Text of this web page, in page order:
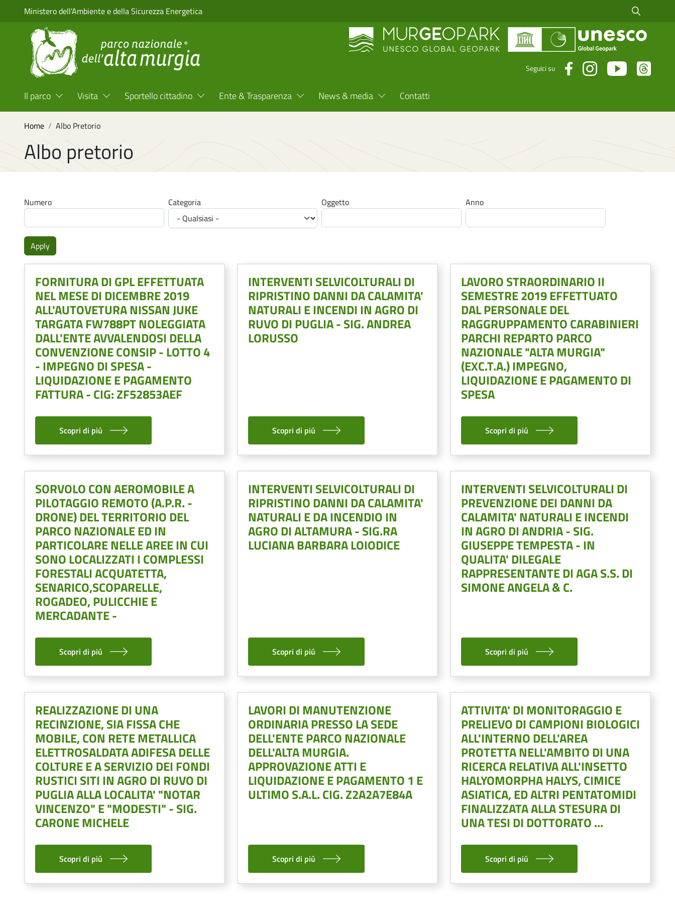
Salta al contenuto principale
Ministero dell'Ambiente e della Sicurezza Energetica Cerca fra i
Seguici su
Menu Top Header
Il parco Visita Sportello cittadino Ente & Trasparenza News & media Contatti
Home Albo Pretorio
Albo pretorio
Numero Categoria Oggetto Anno
FORNITURA DI GPL EFFETTUATA
NEL MESE DI DICEMBRE 2019
ALL'AUTOVETURA NISSAN JUKE
TARGATA FW788PT NOLEGGIATA
DALL'ENTE AVVALENDOSI DELLA
CONVENZIONE CONSIP - LOTTO 4
- IMPEGNO DI SPESA -
LIQUIDAZIONE E PAGAMENTO
FATTURA - CIG: ZF52853AEF
Scopri di piú
INTERVENTI SELVICOLTURALI DI
RIPRISTINO DANNI DA CALAMITA'
NATURALI E INCENDI IN AGRO DI
RUVO DI PUGLIA - SIG. ANDREA
LORUSSO
Scopri di piú
LAVORO STRAORDINARIO II
SEMESTRE 2019 EFFETTUATO
DAL PERSONALE DEL
RAGGRUPPAMENTO CARABINIERI
PARCHI REPARTO PARCO
NAZIONALE "ALTA MURGIA"
(EXC.T.A.) IMPEGNO,
LIQUIDAZIONE E PAGAMENTO DI
SPESA
Scopri di piú
SORVOLO CON AEROMOBILE A
PILOTAGGIO REMOTO (A.P.R. -
DRONE) DEL TERRITORIO DEL
PARCO NAZIONALE ED IN
PARTICOLARE NELLE AREE IN CUI
SONO LOCALIZZATI I COMPLESSI
FORESTALI ACQUATETTA,
SENARICO,SCOPARELLE,
ROGADEO, PULICCHIE E
MERCADANTE -
Scopri di piú
INTERVENTI SELVICOLTURALI DI
RIPRISTINO DANNI DA CALAMITA'
NATURALI E DA INCENDIO IN
AGRO DI ALTAMURA - SIG.RA
LUCIANA BARBARA LOIODICE
Scopri di piú
INTERVENTI SELVICOLTURALI DI
PREVENZIONE DEI DANNI DA
CALAMITA' NATURALI E INCENDI
IN AGRO DI ANDRIA - SIG.
GIUSEPPE TEMPESTA - IN
QUALITA' DILEGALE
RAPPRESENTANTE DI AGA S.S. DI
SIMONE ANGELA & C.
Scopri di piú
REALIZZAZIONE DI UNA
RECINZIONE, SIA FISSA CHE
MOBILE, CON RETE METALLICA
ELETTROSALDATA ADIFESA DELLE
COLTURE E A SERVIZIO DEI FONDI
RUSTICI SITI IN AGRO DI RUVO DI
PUGLIA ALLA LOCALITA' "NOTAR
VINCENZO" E "MODESTI" - SIG.
CARONE MICHELE
Scopri di piú
LAVORI DI MANUTENZIONE
ORDINARIA PRESSO LA SEDE
DELL'ENTE PARCO NAZIONALE
DELL'ALTA MURGIA.
APPROVAZIONE ATTI E
LIQUIDAZIONE E PAGAMENTO 1 E
ULTIMO S.A.L. CIG. Z2A2A7E84A
Scopri di piú
ATTIVITA' DI MONITORAGGIO E
PRELIEVO DI CAMPIONI BIOLOGICI
ALL'INTERNO DELL'AREA
PROTETTA NELL'AMBITO DI UNA
RICERCA RELATIVA ALL'INSETTO
HALYOMORPHA HALYS, CIMICE
ASIATICA, ED ALTRI PENTATOMIDI
FINALIZZATA ALLA STESURA DI
UNA TESI DI DOTTORATO ...
Scopri di piú